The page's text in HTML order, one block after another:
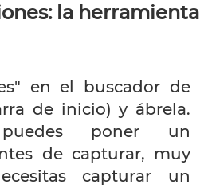
la herramienta
en el buscador de
de inicio) y ábrela.
poner un
de capturar, muy
capturar un